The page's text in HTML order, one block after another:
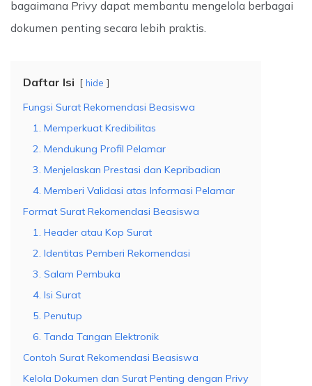
bagaimana Privy dapat membantu mengelola berbagai
dokumen penting secara lebih praktis.
Daftar Isi hide
Fungsi Surat Rekomendasi Beasiswa
1. Memperkuat Kredibilitas
2. Mendukung Profil Pelamar
3. Menjelaskan Prestasi dan Kepribadian
4. Memberi Validasi atas Informasi Pelamar
Format Surat Rekomendasi Beasiswa
1. Header atau Kop Surat
2. Identitas Pemberi Rekomendasi
3. Salam Pembuka
4. Isi Surat
5. Penutup
6. Tanda Tangan Elektronik
Contoh Surat Rekomendasi Beasiswa
Kelola Dokumen dan Surat Penting dengan Privy